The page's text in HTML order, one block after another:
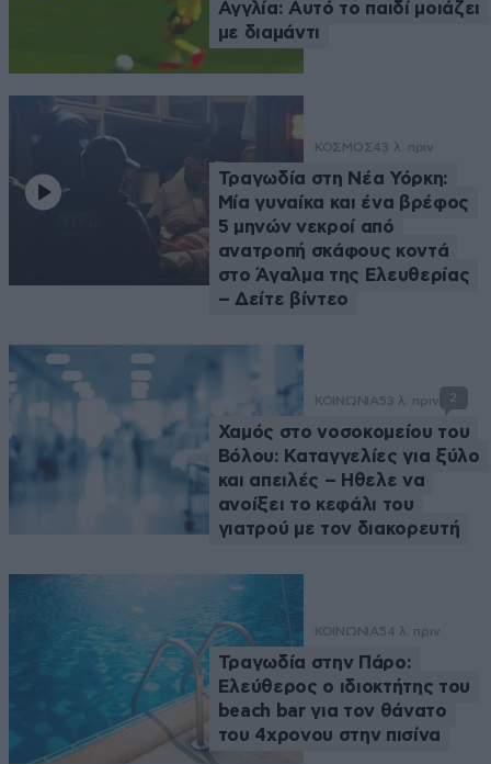
Αγγλία: Αυτό το παιδί μοιάζει
με διαμάντι
ΚΟΣΜΟΣ43 λ. πριν
Τραγωδία στη Νέα Υόρκη:
Μία γυναίκα και ένα βρέφος
5 μηνών νεκροί από
ανατροπή σκάφους κοντά
στο Άγαλμα της Ελευθερίας
– Δείτε βίντεο
ΚΟΙΝΩΝΙΑ53 λ. πριν 2
Χαμός στο νοσοκομείου του
Βόλου: Καταγγελίες για ξύλο
και απειλές – Ηθελε να
ανοίξει το κεφάλι του
γιατρού με τον διακορευτή
ΚΟΙΝΩΝΙΑ54 λ. πριν
Τραγωδία στην Πάρο:
Ελεύθερος ο ιδιοκτήτης του
beach bar για τον θάνατο
του 4χρονου στην πισίνα